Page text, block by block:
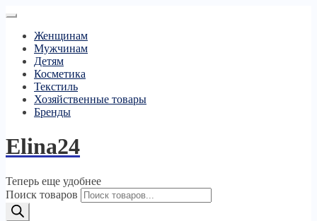
Женщинам
Мужчинам
Детям
Косметика
Текстиль
Хозяйственные товары
Бренды
Elina24
Теперь еще удобнее
Поиск товаров